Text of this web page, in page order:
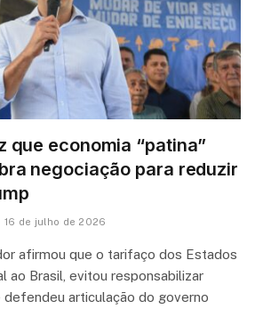
que economia “patina”
negociação para reduzir
16 de julho de 2026
afirmou que o tarifaço dos Estados
ao Brasil, evitou responsabilizar
defendeu articulação do governo